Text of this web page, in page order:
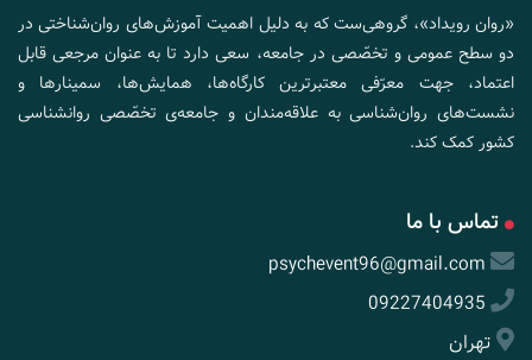
«روان رویداد»، گروهی‌ست که به دلیل اهمیت آموزش‌های روان‌شناختی در
دو سطح عمومی و تخصّصی در جامعه، سعی دارد تا به عنوان مرجعی قابل
اعتماد، جهت معرّفی معتبرترین کارگاه‌ها، همایش‌ها، سمینارها و
نشست‌های روان‌شناسی به علاقه‌مندان و جامعه‌ی تخصّصی روانشناسی
کشور کمک کند.
تماس با ما
psychevent96@gmail.com
09227404935
تهران